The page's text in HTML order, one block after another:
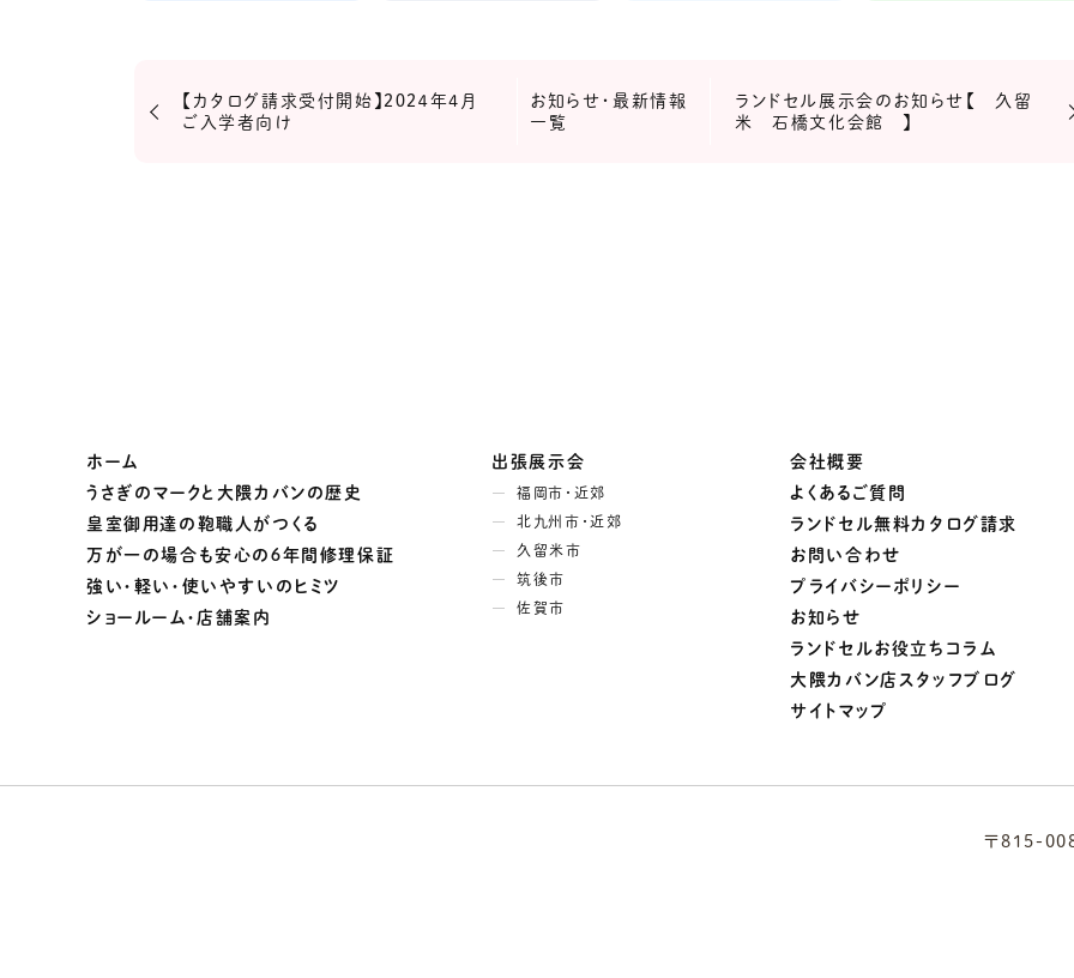
【カタログ請求受付開始】２０２４年4月
ご入学者向け
ランドセル展示会のお知らせ【 久留
米 石橋文化会館 】
お知らせ・最新情報
一覧
ホーム
うさぎのマークと大隈カバンの歴史
皇室御用達の鞄職人がつくる
万が一の場合も安心の６年間修理保証
強い・軽い・使いやすいのヒミツ
ショールーム・店舗案内
出張展示会
福岡市・近郊
北九州市・近郊
久留米市
筑後市
佐賀市
会社概要
よくあるご質問
ランドセル無料カタログ請求
お問い合わせ
プライバシーポリシー
お知らせ
ランドセルお役立ちコラム
大隈カバン店スタッフブログ
サイトマップ
〒815-